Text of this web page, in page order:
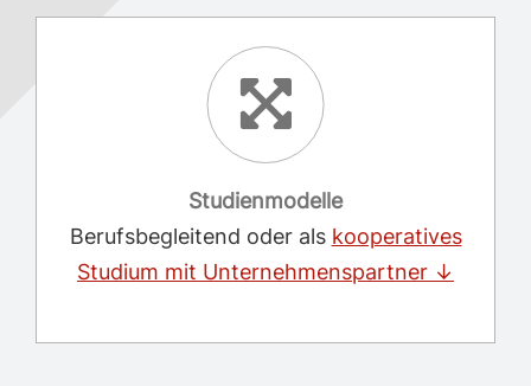
Studienmodelle
Berufsbegleitend oder als kooperatives
Studium mit Unternehmenspartner ↓